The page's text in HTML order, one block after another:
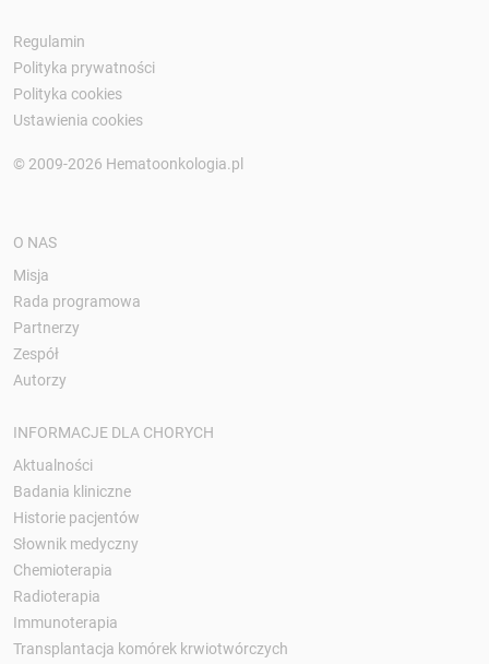
Regulamin
Polityka prywatności
Polityka cookies
Ustawienia cookies
© 2009-2026 Hematoonkologia.pl
O NAS
Misja
Rada programowa
Partnerzy
Zespół
Autorzy
INFORMACJE DLA CHORYCH
Aktualności
Badania kliniczne
Historie pacjentów
Słownik medyczny
Chemioterapia
Radioterapia
Immunoterapia
Transplantacja komórek krwiotwórczych